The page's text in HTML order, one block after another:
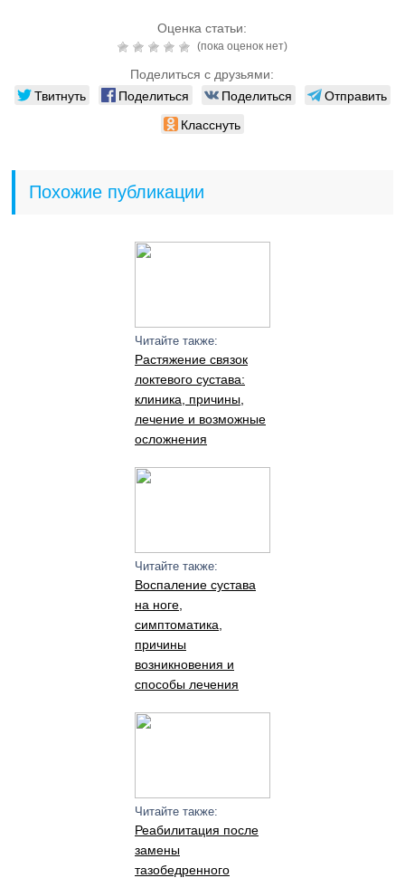
Оценка статьи:
(пока оценок нет)
Поделиться с друзьями:
Твитнуть Поделиться Поделиться
Отправить
Класснуть
Похожие публикации
Читайте также:
Растяжение связок
локтевого сустава:
клиника, причины,
лечение и возможные
осложнения
Читайте также:
Воспаление сустава
на ноге,
симптоматика,
причины
возникновения и
способы лечения
Читайте также:
Реабилитация после
замены
тазобедренного